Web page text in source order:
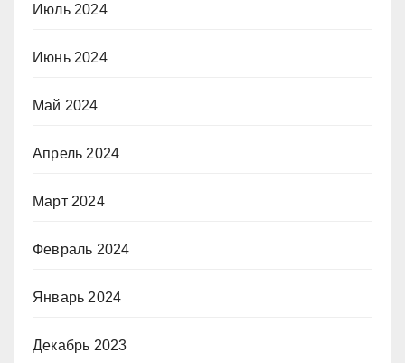
Июль 2024
Июнь 2024
Май 2024
Апрель 2024
Март 2024
Февраль 2024
Январь 2024
Декабрь 2023